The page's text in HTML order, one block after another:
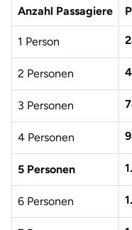
Anzahl Passagiere
1 Person
2 Personen
3 Personen
4 Personen
5 Personen
6 Personen